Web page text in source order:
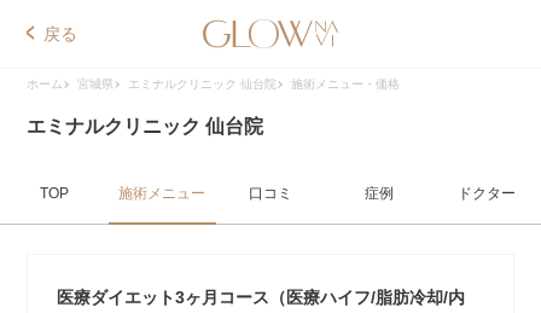
戻る
ホーム 宮城県 エミナルクリニック 仙台院 施術メニュー・価格
エミナルクリニック 仙台院
TOP 施術メニュー 口コミ 症例 ドクター
医療ダイエット3ヶ月コース（医療ハイフ/脂肪冷却/内